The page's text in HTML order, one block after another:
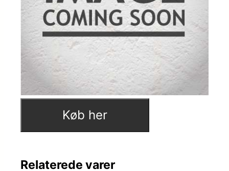
Køb her
Relaterede varer